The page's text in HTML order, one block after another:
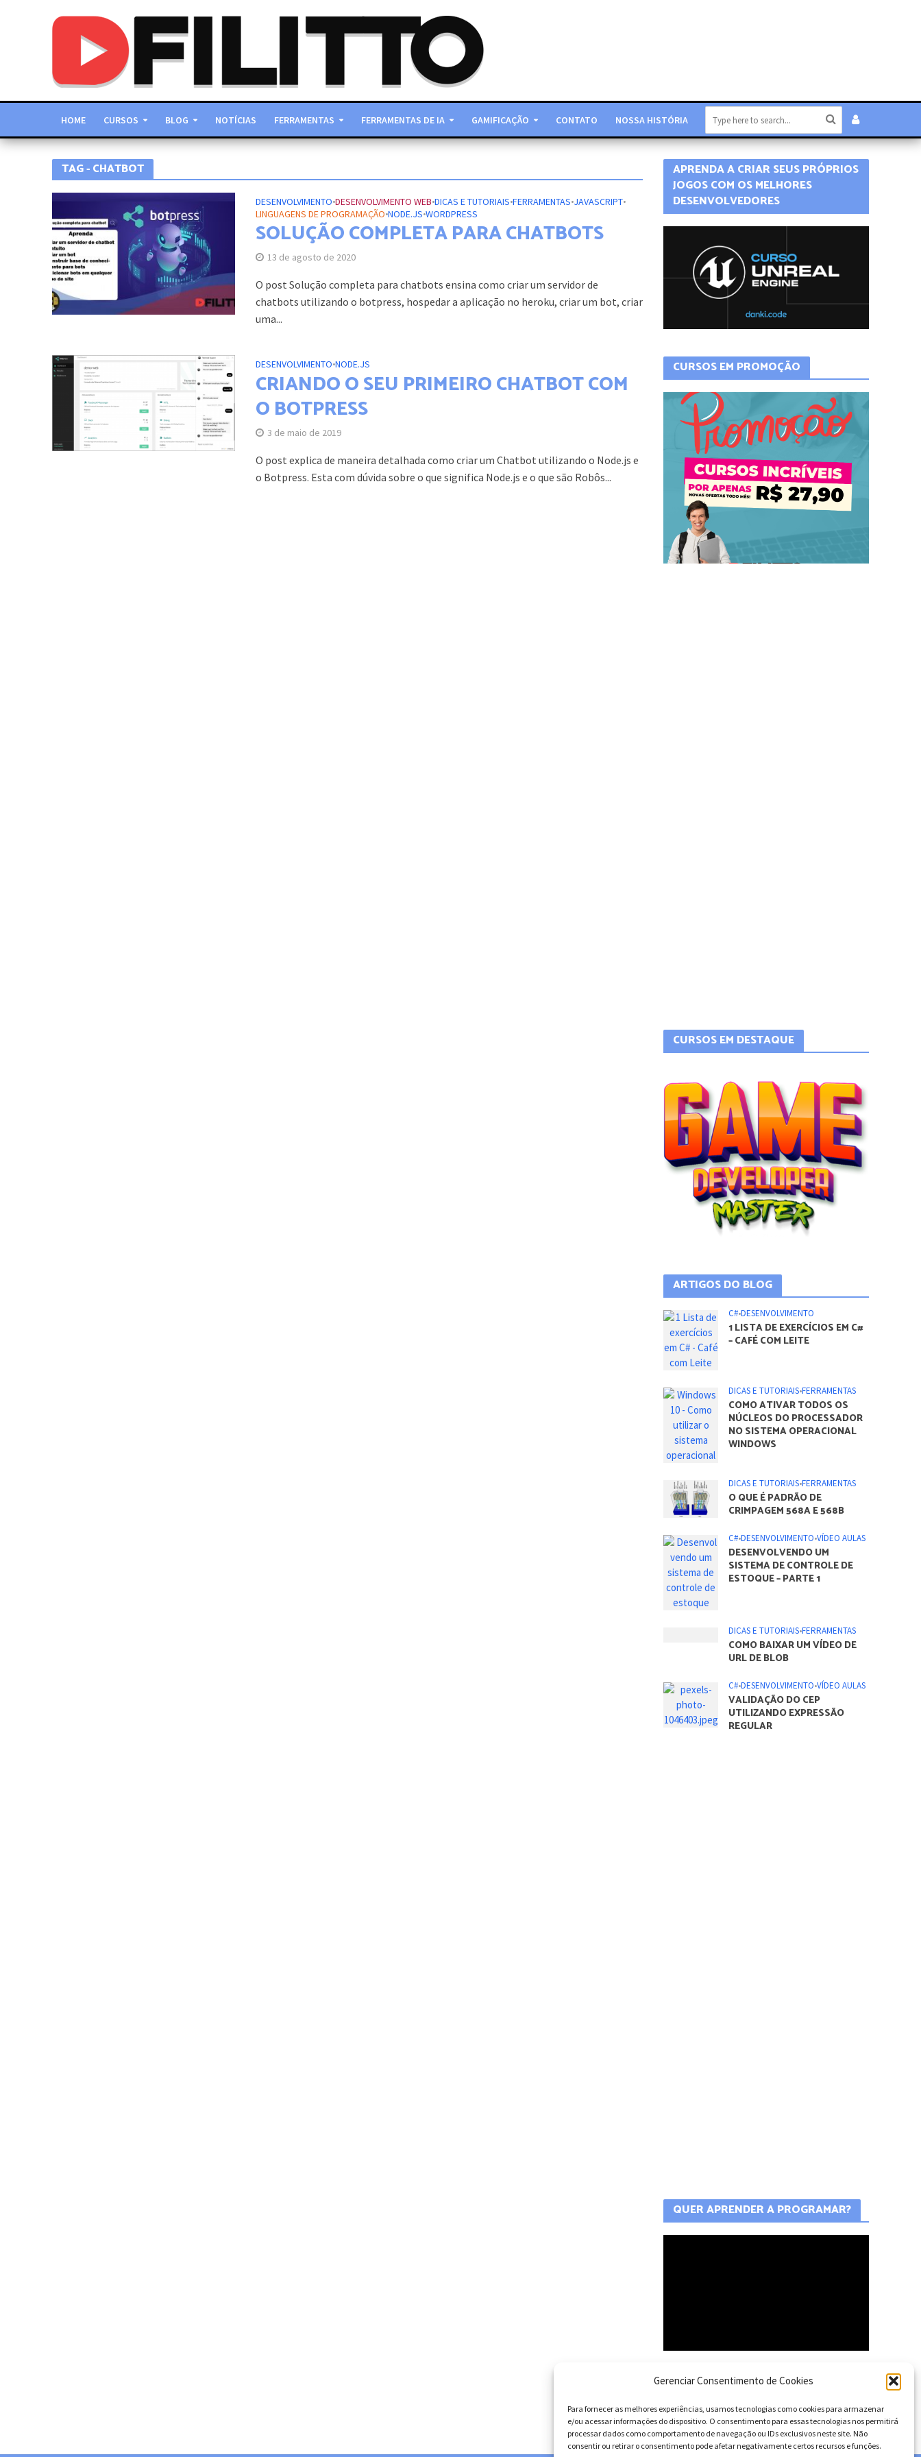
Gerenciar Consentimento de Cookies
Para fornecer as melhores experiências, usamos tecnologias como cookies para armazenar
e/ou acessar informações do dispositivo. O consentimento para essas tecnologias nos permitirá
processar dados como comportamento de navegação ou IDs exclusivos neste site. Não
consentir ou retirar o consentimento pode afetar negativamente certos recursos e funções.
HOME CURSOS BLOG NOTÍCIAS FERRAMENTAS FERRAMENTAS DE IA GAMIFICAÇÃO CONTATO NOSSA HISTÓRIA
TAG - CHATBOT
DESENVOLVIMENTO•DESENVOLVIMENTO WEB•DICAS E TUTORIAIS•FERRAMENTAS•JAVASCRIPT•
LINGUAGENS DE PROGRAMAÇÃO•NODE.JS•WORDPRESS
SOLUÇÃO COMPLETA PARA CHATBOTS
13 de agosto de 2020
O post Solução completa para chatbots ensina como criar um servidor de
chatbots utilizando o botpress, hospedar a aplicação no heroku, criar um bot, criar
uma...
DESENVOLVIMENTO•NODE.JS
CRIANDO O SEU PRIMEIRO CHATBOT COM
O BOTPRESS
3 de maio de 2019
O post explica de maneira detalhada como criar um Chatbot utilizando o Node.js e
o Botpress. Esta com dúvida sobre o que significa Node.js e o que são Robôs...
APRENDA A CRIAR SEUS PRÓPRIOS
JOGOS COM OS MELHORES
DESENVOLVEDORES
CURSOS EM PROMOÇÃO
CURSOS EM DESTAQUE
ARTIGOS DO BLOG
C#•DESENVOLVIMENTO
1 LISTA DE EXERCÍCIOS EM C#
– CAFÉ COM LEITE
DICAS E TUTORIAIS•FERRAMENTAS
COMO ATIVAR TODOS OS
NÚCLEOS DO PROCESSADOR
NO SISTEMA OPERACIONAL
WINDOWS
DICAS E TUTORIAIS•FERRAMENTAS
O QUE É PADRÃO DE
CRIMPAGEM 568A E 568B
C#•DESENVOLVIMENTO•VÍDEO AULAS
DESENVOLVENDO UM
SISTEMA DE CONTROLE DE
ESTOQUE – PARTE 1
DICAS E TUTORIAIS•FERRAMENTAS
COMO BAIXAR UM VÍDEO DE
URL DE BLOB
C#•DESENVOLVIMENTO•VÍDEO AULAS
VALIDAÇÃO DO CEP
UTILIZANDO EXPRESSÃO
REGULAR
QUER APRENDER A PROGRAMAR?